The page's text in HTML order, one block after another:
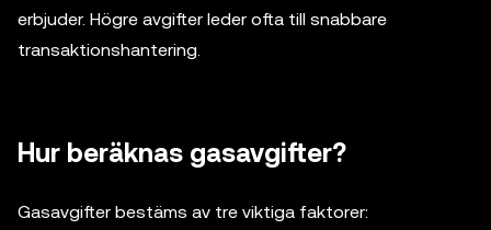
erbjuder. Högre avgifter leder ofta till snabbare
transaktionshantering.
Hur beräknas gasavgifter?
Gasavgifter bestäms av tre viktiga faktorer: